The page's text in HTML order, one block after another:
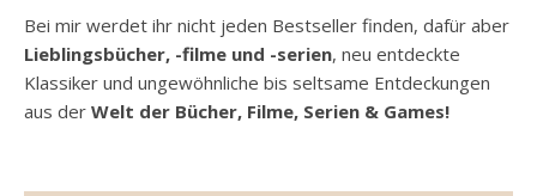
Bei mir werdet ihr nicht jeden Bestseller finden, dafür aber
Lieblingsbücher, -filme und -serien, neu entdeckte
Klassiker und ungewöhnliche bis seltsame Entdeckungen
aus der Welt der Bücher, Filme, Serien & Games!